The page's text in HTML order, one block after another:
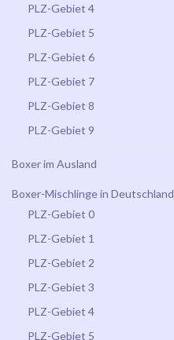
PLZ-Gebiet 4
PLZ-Gebiet 5
PLZ-Gebiet 6
PLZ-Gebiet 7
PLZ-Gebiet 8
PLZ-Gebiet 9
Boxer im Ausland
Boxer-Mischlinge in Deutschland
PLZ-Gebiet 0
PLZ-Gebiet 1
PLZ-Gebiet 2
PLZ-Gebiet 3
PLZ-Gebiet 4
PLZ-Gebiet 5